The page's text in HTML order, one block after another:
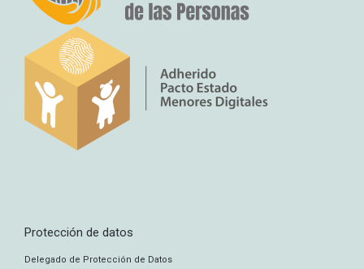
Protección de datos
Delegado de Protección de Datos